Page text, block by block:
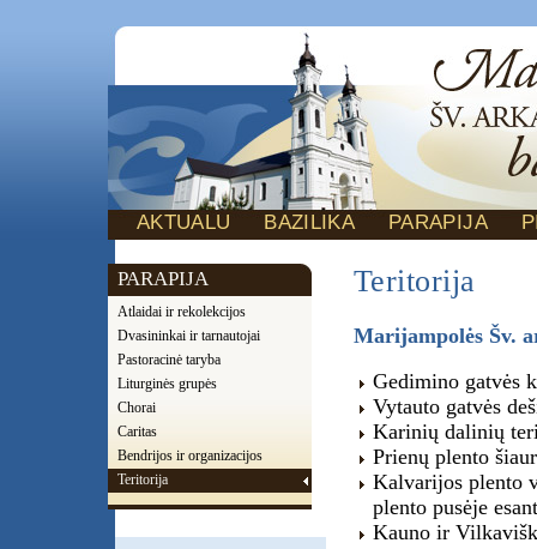
AKTUALU BAZILIKA PARAPIJA
Teritorija
Marijampolės Šv.
Gedimino gatvės
Vytauto gatvės
Karinių dalinių
Prienų plento
Kalvarijos plento
plento pusėje
Kauno ir
PARAPIJA
Atlaidai ir rekolekcijos
Dvasininkai ir tarnautojai
Pastoracinė taryba
Liturginės grupės
Chorai
Caritas
Bendrijos ir organizacijos
Teritorija